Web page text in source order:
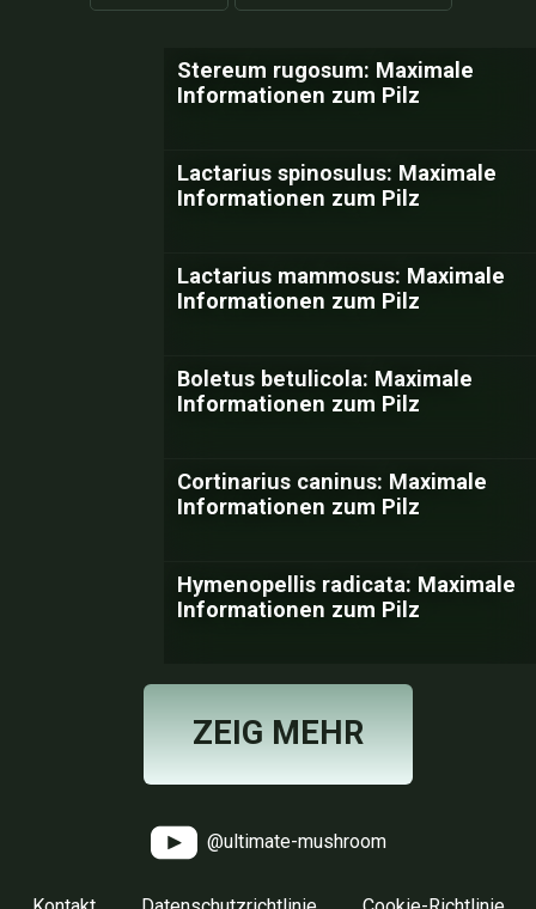
Stereum rugosum: Maximale
Informationen zum Pilz
Lactarius spinosulus: Maximale
Informationen zum Pilz
Lactarius mammosus: Maximale
Informationen zum Pilz
Boletus betulicola: Maximale
Informationen zum Pilz
Cortinarius caninus: Maximale
Informationen zum Pilz
Hymenopellis radicata: Maximale
Informationen zum Pilz
ZEIG MEHR
@ultimate-mushroom